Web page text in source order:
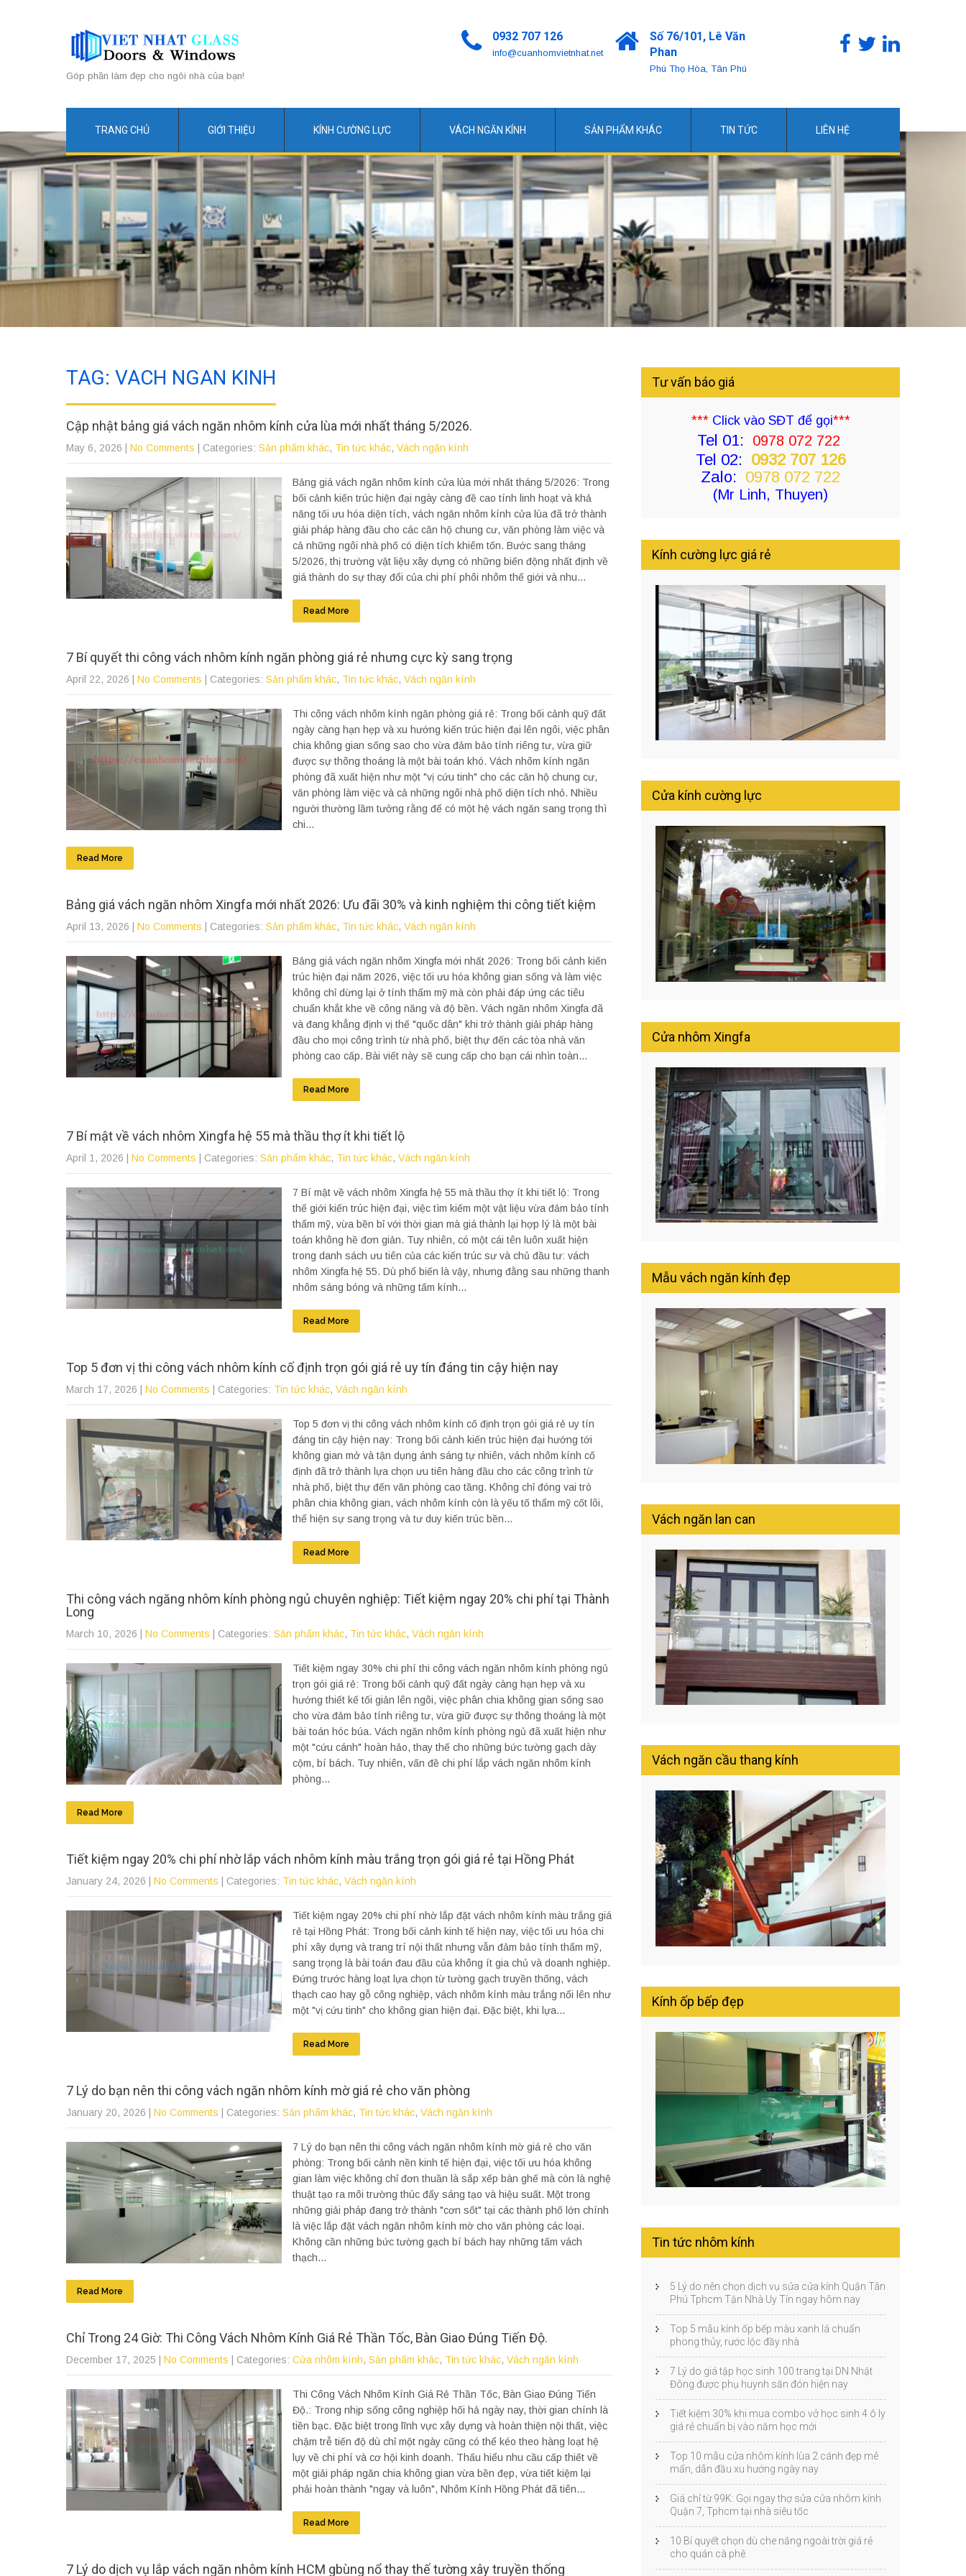
Góp phần làm đẹp cho ngôi nhà của bạn!
0932 707 126
info@cuanhomvietnhat.net
Số 76/101, Lê Văn
Phan
Phú Thọ Hòa, Tân Phú
TRANG CHỦ GIỚI THIỆU KÍNH CƯỜNG LỰC VÁCH NGĂN KÍNH SẢN PHẨM KHÁC TIN TỨC LIÊN HỆ
TAG: VACH NGAN KINH
Cập nhật bảng giá vách ngăn nhôm kính cửa lùa mới nhất tháng 5/2026.
May 6, 2026 No Comments | Categories: Sản phẩm khác, Tin tức khác, Vách ngăn kính
Bảng giá vách ngăn nhôm kính cửa lùa mới nhất tháng 5/2026: Trong
bối cảnh kiến trúc hiện đại ngày càng đề cao tính linh hoạt và khả
năng tối ưu hóa diện tích, vách ngăn nhôm kính cửa lùa đã trở thành
giải pháp hàng đầu cho các căn hộ chung cư, văn phòng làm việc và
cả những ngôi nhà phố có diện tích khiêm tốn. Bước sang tháng
5/2026, thị trường vật liệu xây dựng có những biến động nhất định về
giá thành do sự thay đổi của chi phí phôi nhôm thế giới và nhu...
Read More
7 Bí quyết thi công vách nhôm kính ngăn phòng giá rẻ nhưng cực kỳ sang trọng
April 22, 2026 No Comments | Categories: Sản phẩm khác, Tin tức khác, Vách ngăn kính
Thi công vách nhôm kính ngăn phòng giá rẻ: Trong bối cảnh quỹ đất
ngày càng hạn hẹp và xu hướng kiến trúc hiện đại lên ngôi, việc phân
chia không gian sống sao cho vừa đảm bảo tính riêng tư, vừa giữ
được sự thông thoáng là một bài toán khó. Vách nhôm kính ngăn
phòng đã xuất hiện như một "vị cứu tinh" cho các căn hộ chung cư,
văn phòng làm việc và cả những ngôi nhà phố diện tích nhỏ. Nhiều
người thường lầm tưởng rằng để có một hệ vách ngăn sang trọng thì
chi...
Read More
Bảng giá vách ngăn nhôm Xingfa mới nhất 2026: Ưu đãi 30% và kinh nghiệm thi công tiết kiệm
April 13, 2026 No Comments | Categories: Sản phẩm khác, Tin tức khác, Vách ngăn kính
Bảng giá vách ngăn nhôm Xingfa mới nhất 2026: Trong bối cảnh kiến
trúc hiện đại năm 2026, việc tối ưu hóa không gian sống và làm việc
không chỉ dừng lại ở tính thẩm mỹ mà còn phải đáp ứng các tiêu
chuẩn khắt khe về công năng và độ bền. Vách ngăn nhôm Xingfa đã
và đang khẳng định vị thế "quốc dân" khi trở thành giải pháp hàng
đầu cho mọi công trình từ nhà phố, biệt thự đến các tòa nhà văn
phòng cao cấp. Bài viết này sẽ cung cấp cho bạn cái nhìn toàn...
Read More
7 Bí mật về vách nhôm Xingfa hệ 55 mà thầu thợ ít khi tiết lộ
April 1, 2026 No Comments | Categories: Sản phẩm khác, Tin tức khác, Vách ngăn kính
7 Bí mật về vách nhôm Xingfa hệ 55 mà thầu thợ ít khi tiết lộ: Trong
thế giới kiến trúc hiện đại, việc tìm kiếm một vật liệu vừa đảm bảo tính
thẩm mỹ, vừa bền bỉ với thời gian mà giá thành lại hợp lý là một bài
toán không hề đơn giản. Tuy nhiên, có một cái tên luôn xuất hiện
trong danh sách ưu tiên của các kiến trúc sư và chủ đầu tư: vách
nhôm Xingfa hệ 55. Dù phổ biến là vậy, nhưng đằng sau những thanh
nhôm sáng bóng và những tấm kính...
Read More
Top 5 đơn vị thi công vách nhôm kính cố định trọn gói giá rẻ uy tín đáng tin cậy hiện nay
March 17, 2026 No Comments | Categories: Tin tức khác, Vách ngăn kính
Top 5 đơn vị thi công vách nhôm kính cố định trọn gói giá rẻ uy tín
đáng tin cậy hiện nay: Trong bối cảnh kiến trúc hiện đại hướng tới
không gian mở và tận dụng ánh sáng tự nhiên, vách nhôm kính cố
định đã trở thành lựa chọn ưu tiên hàng đầu cho các công trình từ
nhà phố, biệt thự đến văn phòng cao tầng. Không chỉ đóng vai trò
phân chia không gian, vách nhôm kính còn là yếu tố thẩm mỹ cốt lõi,
thể hiện sự sang trọng và tư duy kiến trúc bền...
Read More
Thi công vách ngăng nhôm kính phòng ngủ chuyên nghiệp: Tiết kiệm ngay 20% chi phí tại Thành
Long
March 10, 2026 No Comments | Categories: Sản phẩm khác, Tin tức khác, Vách ngăn kính
Tiết kiệm ngay 30% chi phí thi công vách ngăn nhôm kính phòng ngủ
trọn gói giá rẻ: Trong bối cảnh quỹ đất ngày càng hạn hẹp và xu
hướng thiết kế tối giản lên ngôi, việc phân chia không gian sống sao
cho vừa đảm bảo tính riêng tư, vừa giữ được sự thông thoáng là một
bài toán hóc búa. Vách ngăn nhôm kính phòng ngủ đã xuất hiện như
một "cứu cánh" hoàn hảo, thay thế cho những bức tường gạch dày
cộm, bí bách. Tuy nhiên, vấn đề chi phí lắp vách ngăn nhôm kính
phòng...
Read More
Tiết kiệm ngay 20% chi phí nhờ lắp vách nhôm kính màu trắng trọn gói giá rẻ tại Hồng Phát
January 24, 2026 No Comments | Categories: Tin tức khác, Vách ngăn kính
Tiết kiệm ngay 20% chi phí nhờ lắp đặt vách nhôm kính màu trắng giá
rẻ tại Hồng Phát: Trong bối cảnh kinh tế hiện nay, việc tối ưu hóa chi
phí xây dựng và trang trí nội thất nhưng vẫn đảm bảo tính thẩm mỹ,
sang trọng là bài toán đau đầu của không ít gia chủ và doanh nghiệp.
Đứng trước hàng loạt lựa chọn từ tường gạch truyền thống, vách
thạch cao hay gỗ công nghiệp, vách nhôm kính màu trắng nổi lên như
một "vị cứu tinh" cho không gian hiện đại. Đặc biệt, khi lựa...
Read More
7 Lý do bạn nên thi công vách ngăn nhôm kính mờ giá rẻ cho văn phòng
January 20, 2026 No Comments | Categories: Sản phẩm khác, Tin tức khác, Vách ngăn kính
7 Lý do bạn nên thi công vách ngăn nhôm kính mờ giá rẻ cho văn
phòng: Trong bối cảnh nền kinh tế hiện đại, việc tối ưu hóa không
gian làm việc không chỉ đơn thuần là sắp xếp bàn ghế mà còn là nghệ
thuật tạo ra môi trường thúc đẩy sáng tạo và hiệu suất. Một trong
những giải pháp đang trở thành "cơn sốt" tại các thành phố lớn chính
là việc lắp đặt vách ngăn nhôm kính mờ cho văn phòng các loại.
Không cần những bức tường gạch bí bách hay những tấm vách
thạch...
Read More
Chỉ Trong 24 Giờ: Thi Công Vách Nhôm Kính Giá Rẻ Thần Tốc, Bàn Giao Đúng Tiến Độ.
December 17, 2025 No Comments | Categories: Cửa nhôm kính, Sản phẩm khác, Tin tức khác, Vách ngăn kính
Thi Công Vách Nhôm Kính Giá Rẻ Thần Tốc, Bàn Giao Đúng Tiến
Độ.: Trong nhịp sống công nghiệp hối hả ngày nay, thời gian chính là
tiền bạc. Đặc biệt trong lĩnh vực xây dựng và hoàn thiện nội thất, việc
chậm trễ tiến độ dù chỉ một ngày cũng có thể kéo theo hàng loạt hệ
lụy về chi phí và cơ hội kinh doanh. Thấu hiểu nhu cầu cấp thiết về
một giải pháp ngăn chia không gian vừa bền đẹp, vừa tiết kiệm lại
phải hoàn thành "ngay và luôn", Nhôm Kính Hồng Phát đã tiên...
Read More
7 Lý do dịch vụ lắp vách ngăn nhôm kính HCM gbùng nổ thay thế tường xây truyền thống
Tư vấn báo giá
***Click vào SĐT để gọi***
Tel 01: 0978 072 722
Tel 02: 0932 707 126
Zalo: 0978 072 722
(Mr Linh, Thuyen)
Kính cường lực giá rẻ
Cửa kính cường lực
Cửa nhôm Xingfa
Mẫu vách ngăn kính đẹp
Vách ngăn lan can
Vách ngăn cầu thang kính
Kính ốp bếp đẹp
Tin tức nhôm kính
5 Lý do nên chọn dịch vụ sửa cửa kính Quận Tân
Phú Tphcm Tận Nhà Uy Tín ngay hôm nay
Top 5 mẫu kính ốp bếp màu xanh lá chuẩn
phong thủy, rước lộc đầy nhà
7 Lý do giá tập học sinh 100 trang tại DN Nhật
Đông được phụ huynh săn đón hiện nay
Tiết kiệm 30% khi mua combo vở học sinh 4 ô ly
giá rẻ chuẩn bị vào năm học mới
Top 10 mẫu cửa nhôm kính lùa 2 cánh đẹp mê
mẩn, dẫn đầu xu hướng ngày nay
Giá chỉ từ 99K: Gọi ngay thợ sửa cửa nhôm kính
Quận 7, Tphcm tại nhà siêu tốc
10 Bí quyết chọn dù che nắng ngoài trời giá rẻ
cho quán cà phê